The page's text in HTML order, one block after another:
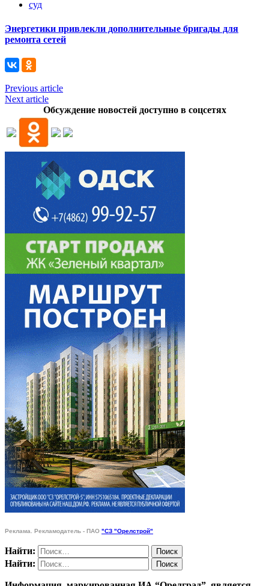
суд
Энергетики привлекли дополнительные бригады для
ремонта сетей
Previous article
Next article
Обсуждение новостей доступно в соцсетях
Реклама. Рекламодатель - ПАО "СЗ "Орелстрой"
Найти:
Найти: